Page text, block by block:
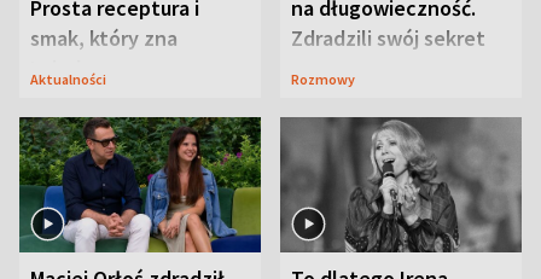
Prosta receptura i
smak, który zna
Lubelszczyzna
Aktualności
na długowieczność.
Zdradzili swój sekret
Rozmowy